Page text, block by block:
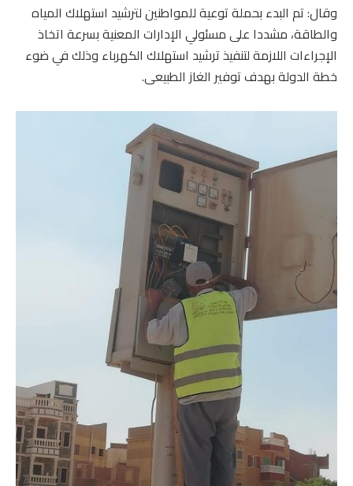
وقال: تم البدء بحملة توعية للمواطنين لترشيد استهلاك المياه
والطاقة، مشددا على مسئولي الإدارات المعنية بسرعة اتخاذ
الإجراءات اللازمة لتنفيذ ترشيد استهلاك الكهرباء وذلك في ضوء
خطة الدولة بهدف توفير الغاز الطبيعى.